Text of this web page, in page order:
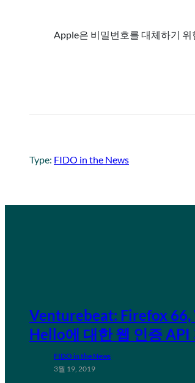
Apple은 비밀번호를 대체하기
Type: FIDO in the News
Venturebeat: Firefox
Hello에 대한 웹 인증 API
FIDO in the News
3월 19, 2019